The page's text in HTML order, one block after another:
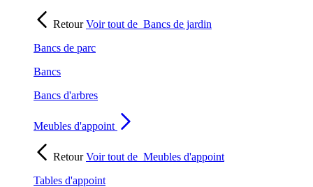
RetourVoir tout de Bancs de jardin
Bancs de parc
Bancs
Bancs d'arbres
Meubles d'appoint
RetourVoir tout de Meubles d'appoint
Tables d'appoint